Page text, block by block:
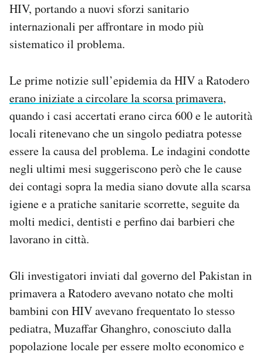
HIV, portando a nuovi sforzi sanitario
internazionali per affrontare in modo più
sistematico il problema.
Le prime notizie sull’epidemia da HIV a Ratodero
erano iniziate a circolare la scorsa primavera,
quando i casi accertati erano circa 600 e le autorità
locali ritenevano che un singolo pediatra potesse
essere la causa del problema. Le indagini condotte
negli ultimi mesi suggeriscono però che le cause
dei contagi sopra la media siano dovute alla scarsa
igiene e a pratiche sanitarie scorrette, seguite da
molti medici, dentisti e perfino dai barbieri che
lavorano in città.
Gli investigatori inviati dal governo del Pakistan in
primavera a Ratodero avevano notato che molti
bambini con HIV avevano frequentato lo stesso
pediatra, Muzaffar Ghanghro, conosciuto dalla
popolazione locale per essere molto economico e